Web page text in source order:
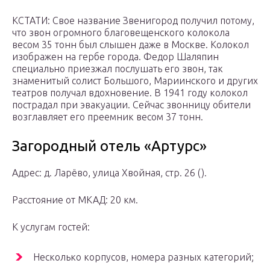
КСТАТИ: Свое название Звенигород получил потому,
что звон огромного благовещенского колокола
весом 35 тонн был слышен даже в Москве. Колокол
изображен на гербе города. Федор Шаляпин
специально приезжал послушать его звон, так
знаменитый солист Большого, Мариинского и других
театров получал вдохновение. В 1941 году колокол
пострадал при эвакуации. Сейчас звонницу обители
возглавляет его преемник весом 37 тонн.
Загородный отель «Артурс»
Адрес: д. Ларёво, улица Хвойная, стр. 26 ().
Расстояние от МКАД: 20 км.
К услугам гостей:
Несколько корпусов, номера разных категорий;